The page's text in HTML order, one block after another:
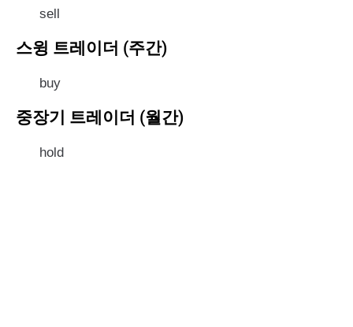
sell
스윙 트레이더 (주간)
buy
중장기 트레이더 (월간)
hold